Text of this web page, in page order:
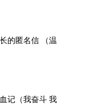
的匿名信 （温
记（我奋斗 我